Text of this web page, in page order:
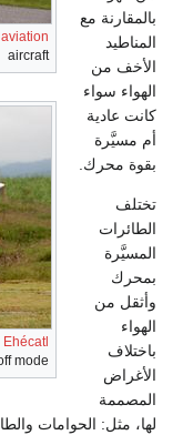
aircraft
Ehécatl
mode
بالمقارنة مع
المناطيد
الأخف من
الهواء سواء
كانت عادية
أم مسيَّرة
بقوة محرك.
تختلف
الطائرات
المسيَّرة
بمحرك
وأثقل من
الهواء
باختلاف
الأغراض
المصممة
لها، مثل: الحوامات